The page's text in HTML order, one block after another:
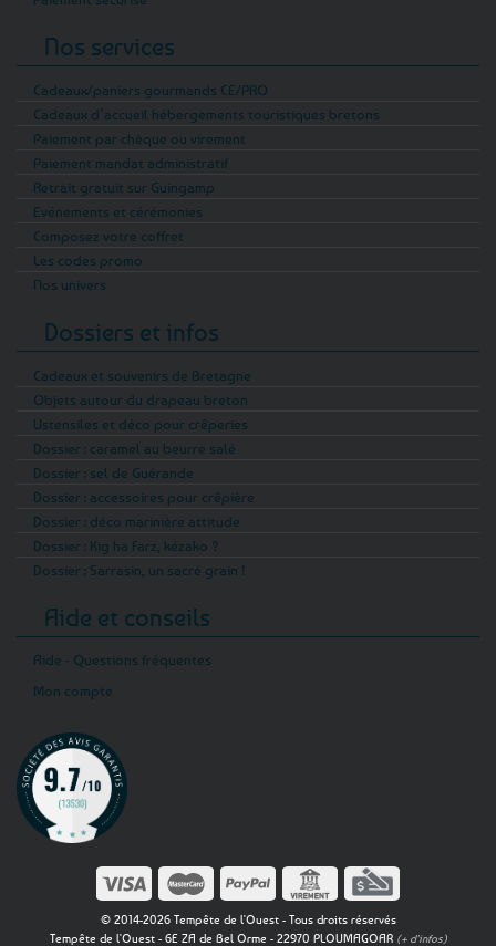
Nos services
Cadeaux/paniers gourmands CE/PRO
Cadeaux d’accueil hébergements touristiques bretons
Paiement par chèque ou virement
Paiement mandat administratif
Retrait gratuit sur Guingamp
Evénements et cérémonies
Composez votre coffret
Les codes promo
Nos univers
Dossiers et infos
Cadeaux et souvenirs de Bretagne
Objets autour du drapeau breton
Ustensiles et déco pour crêperies
Dossier : caramel au beurre salé
Dossier : sel de Guérande
Dossier : accessoires pour crêpière
Dossier : déco marinière attitude
Dossier : Kig ha Farz, kézako ?
Dossier : Sarrasin, un sacré grain !
Aide et conseils
Aide - Questions fréquentes
Mon compte
© 2014-2026 Tempête de l'Ouest - Tous droits réservés
Tempête de l'Ouest - 6E ZA de Bel Orme - 22970 PLOUMAGOAR (+ d'infos)